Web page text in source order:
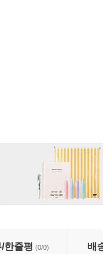
기초 기술 (2025년)
한줄평 (0/0) 배